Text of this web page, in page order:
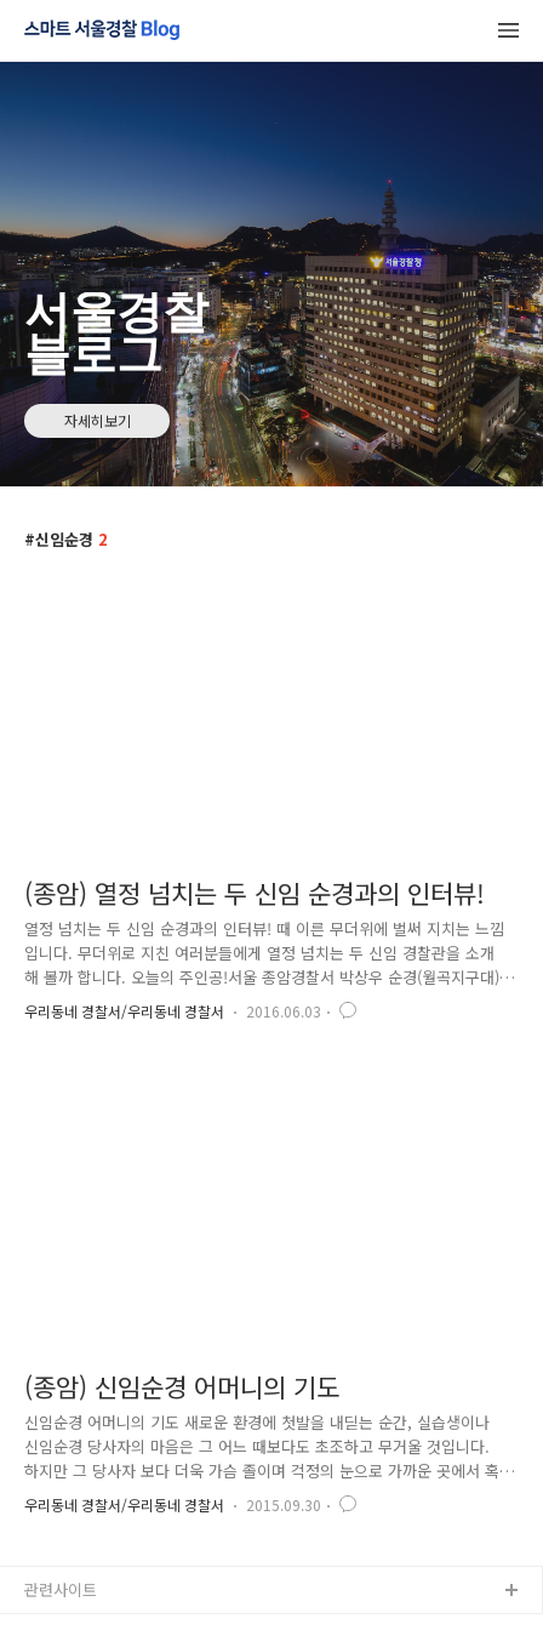
서울경찰
블로그
자세히보기
신임순경 2
(종암) 열정 넘치는 두 신임 순경과의 인터뷰!
열정 넘치는 두 신임 순경과의 인터뷰! 때 이른 무더위에 벌써 지치는 느낌
입니다. 무더위로 지친 여러분들에게 열정 넘치는 두 신임 경찰관을 소개
해 볼까 합니다. 오늘의 주인공!서울 종암경찰서 박상우 순경(월곡지구대)
과 신아름 순경(석관파출소)을 같이 만나보실까요?^^ Q 1 : 경찰이 된 계기
는? 순경 박상우 : 부모님이 장사를 하셨어요. 가끔 술에 취한 손님들 때문
우리동네 경찰서/우리동네 경찰서 2016.06.03
(종암) 신임순경 어머니의 기도
신임순경 어머니의 기도 새로운 환경에 첫발을 내딛는 순간, 실습생이나
신임순경 당사자의 마음은 그 어느 때보다도 초조하고 무거울 것입니다.
하지만 그 당사자 보다 더욱 가슴 졸이며 걱정의 눈으로 가까운 곳에서 혹
은 먼 시골에서 자식을 바라보며 기도하는 부모님이 있습니다. 부모님들은
군대를 보내는 심정으로 신임순경에 대한 자식 걱정에 밤새는 줄 모르십니
가 자연스럽게 쌓여지도록 하여 첫 발령지에서부터 잘 적응해 갈 수 있도
우리동네 경찰서/우리동네 경찰서 2015.09.30
관련사이트